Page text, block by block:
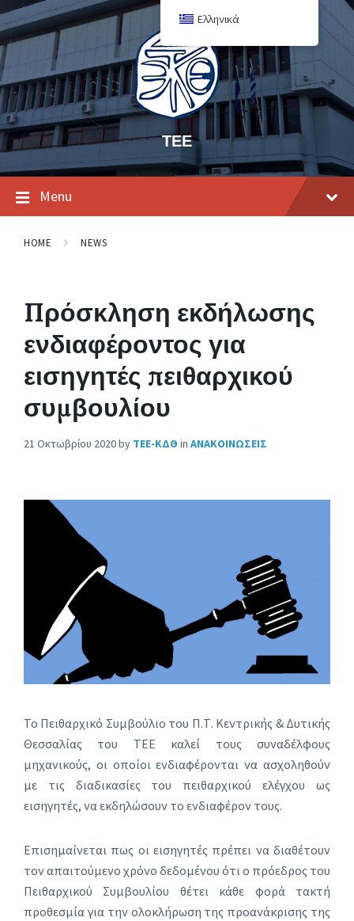
ΤΕΕ
Menu
HOME NEWS
Πρόσκληση εκδήλωσης
ενδιαφέροντος για
εισηγητές πειθαρχικού
συμβουλίου
21 Οκτωβρίου 2020by ΤΕΕ-ΚΔΘ in ΑΝΑΚΟΙΝΩΣΕΙΣ
Το Πειθαρχικό Συμβούλιο του Π.Τ. Κεντρικής & Δυτικής
Θεσσαλίας του ΤΕΕ καλεί τους συναδέλφους
μηχανικούς, οι οποίοι ενδιαφέρονται να ασχοληθούν
με τις διαδικασίες του πειθαρχικού ελέγχου ως
εισηγητές, να εκδηλώσουν το ενδιαφέρον τους.
Επισημαίνεται πως οι εισηγητές πρέπει να διαθέτουν
τον απαιτούμενο χρόνο δεδομένου ότι ο πρόεδρος του
Πειθαρχικού Συμβουλίου θέτει κάθε φορά τακτή
προθεσμία για την ολοκλήρωση της προανάκρισης της
Ελληνικά